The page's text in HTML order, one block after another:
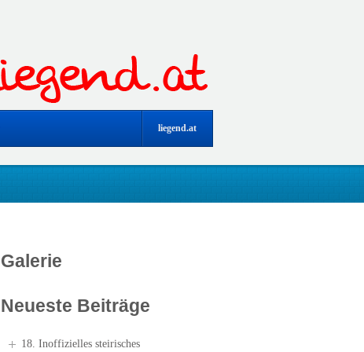
liegend.at
Galerie
Neueste Beiträge
18. Inoffizielles steirisches